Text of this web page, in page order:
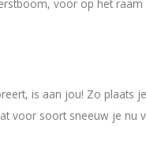
voor op het
is aan jou! Zo plaats
voor soort sneeuw je nu